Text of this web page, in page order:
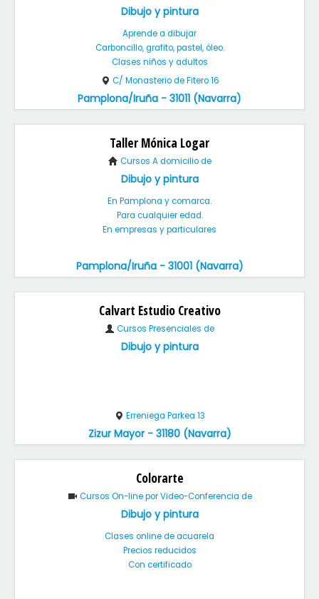
Dibujo y pintura
Aprende a dibujar
Carboncillo, grafito, pastel, óleo.
Clases niños y adultos
C/ Monasterio de Fitero 16
Pamplona/Iruña - 31011 (Navarra)
Taller Mónica Logar
Cursos A domicilio de
Dibujo y pintura
En Pamplona y comarca.
Para cualquier edad.
En empresas y particulares
Pamplona/Iruña - 31001 (Navarra)
Calvart Estudio Creativo
Cursos Presenciales de
Dibujo y pintura
Erreniega Parkea 13
Zizur Mayor - 31180 (Navarra)
Colorarte
Cursos On-line por Video-Conferencia de
Dibujo y pintura
Clases online de acuarela
Precios reducidos
Con certificado